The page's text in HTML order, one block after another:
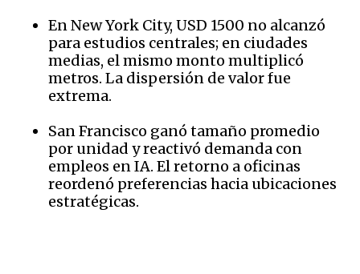
En New York City, USD 1500 no alcanzó
para estudios centrales; en ciudades
medias, el mismo monto multiplicó
metros. La dispersión de valor fue
extrema.
San Francisco ganó tamaño promedio
por unidad y reactivó demanda con
empleos en IA. El retorno a oficinas
reordenó preferencias hacia ubicaciones
estratégicas.